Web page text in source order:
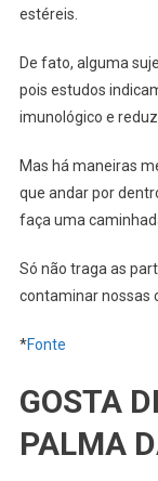
estéreis.
De fato, alguma
pois estudos
imunológico e
Mas há maneiras
que andar por
faça uma
Só não traga as
contaminar nossas
*Fonte
GOSTA
PALMA